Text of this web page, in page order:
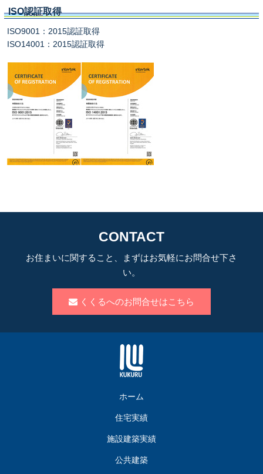
ISO認証取得
ISO9001：2015認証取得
ISO14001：2015認証取得
CONTACT
お住まいに関すること、まずはお気軽にお問合せ下さ
い。
くくるへのお問合せはこちら
ホーム
住宅実績
施設建築実績
公共建築